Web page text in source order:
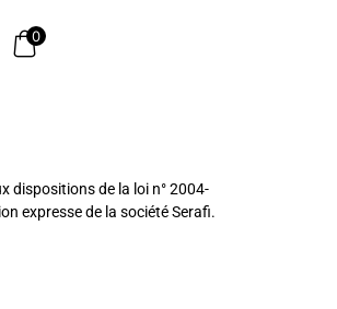
0
dispositions de la loi n° 2004-
expresse de la société Serafi.